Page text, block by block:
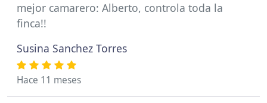
mejor camarero: Alberto, controla toda la
finca!!
Susina Sanchez Torres
Hace 11 meses